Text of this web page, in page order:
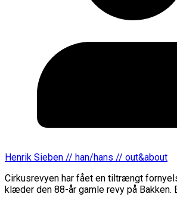
Henrik Sieben // han/hans // out&about
Cirkusrevyen har fået en tiltrængt
klæder den 88-år gamle revy på Bakken.